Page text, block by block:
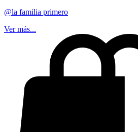
@la familia primero
Ver más...